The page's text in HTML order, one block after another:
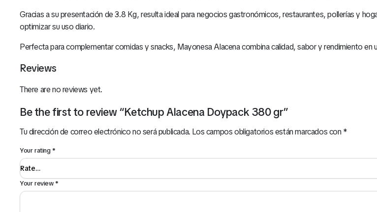
Gracias a su presentación de 3.8 Kg, resulta ideal para negocios gastronómicos, restaurantes, pollerías y
optimizar su uso diario.
Perfecta para complementar comidas y snacks, Mayonesa Alacena combina calidad, sabor y rendimiento en
Reviews
There are no reviews yet.
Be the first to review “Ketchup Alacena Doypack 380 gr”
Tu dirección de correo electrónico no será publicada. Los campos obligatorios están marcados con*
Your rating*
Your review*